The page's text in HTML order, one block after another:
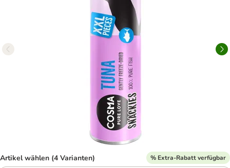
Artikel wählen (4 Varianten) % Extra-Rabatt verfügbar